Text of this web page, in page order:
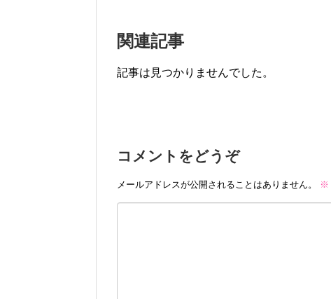
関連記事
記事は見つかりませんでした。
コメントをどうぞ
メールアドレスが公開されることはありません。 ※